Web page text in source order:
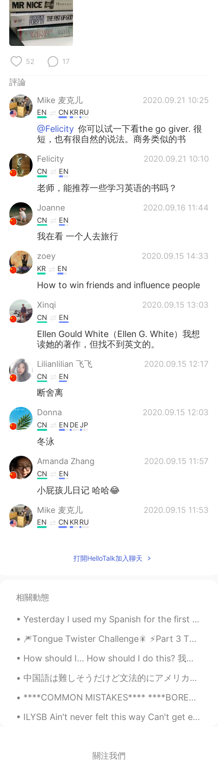
52 17
評論
Mike 麦克儿
2020.09.21 10:25
EN CN KRRU
@Felicity 你可以试一下看the go giver. 很
短，也有很自然的说法。商务类似的书
Felicity 2020.09.21 10:10
CN EN
老师，能推荐一些学习英语的书吗？
Joanne 2020.09.16 11:44
CN EN
我在看 一个人去旅行
zoey 2020.09.15 14:33
KR EN
How to win friends and influence people
Xinqi 2020.09.15 13:03
CN EN
Ellen Gould White（Ellen G. White）我想
读她的著作，但找不到英文的。
Lilianlilian 飞飞 2020.09.15 12:17
CN EN
断舍离
Donna 2020.09.15 12:03
CN EN DEJP
冬泳
Amanda Zhang 2020.09.15 11:57
CN EN
小屁孩儿日记 哈哈😂
Mike 麦克儿 2020.09.15 11:53
EN CN KRRU
2020.09.15 11:46
CN EN
I'm reading Beyond Band of Brothers
鸡仔饼 2020.09.15 11:08
I love the 金瓶梅
CN繁 EN
本吗
打開HelloTalk加入聊天
相關動態
Yesterday I used my Spanish for the first time! some guy came into my workplace and didn't know e...
🎆Tongue Twister Challenge🎇 ⚡️Part 3 This is a very common tongue twister, and I’ve seen it ma...
How should I... How should I do this? 我应该怎么做 How should I make it? 我应该怎么做 （饭，视频） How should I c...
中国語は難しそうだけど文法的にアメリカ人にとって日本語の方が難しいと思う。個人的に日本語の文法はそんなに難しくないけど本当に基本的な文法「AはBです」「りんごを食べる」は一番難しい。英語と比べた...
****COMMON MISTAKES**** ****BORED VS. BORING**** I am bored = This means you are feeling bored....
ILYSB Ain't never felt this way Can't get enough so stay with me It's not like we got big plans ...
關注我們